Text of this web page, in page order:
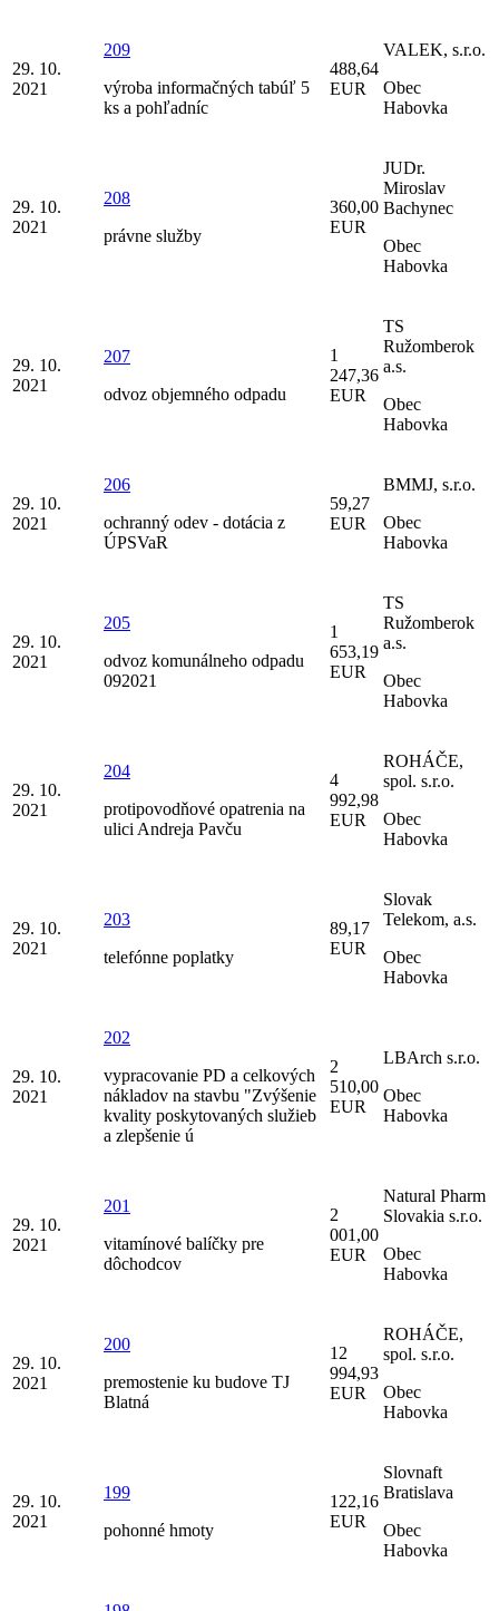
29. 10.
2021
209
výroba informačných tabúľ 5
ks a pohľadníc
488,64
EUR
VALEK, s.r.o.
Obec
Habovka
29. 10.
2021
208
právne služby
360,00
EUR
JUDr.
Miroslav
Bachynec
Obec
Habovka
29. 10.
2021
207
odvoz objemného odpadu
1
247,36
EUR
TS
Ružomberok
a.s.
Obec
Habovka
29. 10.
2021
206
ochranný odev - dotácia z
ÚPSVaR
59,27
EUR
BMMJ, s.r.o.
Obec
Habovka
29. 10.
2021
205
odvoz komunálneho odpadu
092021
1
653,19
EUR
TS
Ružomberok
a.s.
Obec
Habovka
29. 10.
2021
204
protipovodňové opatrenia na
ulici Andreja Pavču
4
992,98
EUR
ROHÁČE,
spol. s.r.o.
Obec
Habovka
29. 10.
2021
203
telefónne poplatky
89,17
EUR
Slovak
Telekom, a.s.
Obec
Habovka
29. 10.
2021
202
vypracovanie PD a celkových
nákladov na stavbu "Zvýšenie
kvality poskytovaných služieb
a zlepšenie ú
2
510,00
EUR
LBArch s.r.o.
Obec
Habovka
29. 10.
2021
201
vitamínové balíčky pre
dôchodcov
2
001,00
EUR
Natural Pharm
Slovakia s.r.o.
Obec
Habovka
29. 10.
2021
200
premostenie ku budove TJ
Blatná
12
994,93
EUR
ROHÁČE,
spol. s.r.o.
Obec
Habovka
29. 10.
2021
199
pohonné hmoty
122,16
EUR
Slovnaft
Bratislava
Obec
Habovka